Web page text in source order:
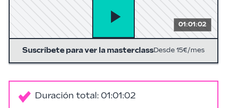
01:01:02
Suscríbete para ver la masterclassDesde 15€/mes
Duración total: 01:01:02